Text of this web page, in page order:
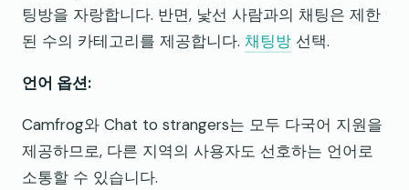
팅방을 자랑합니다. 반면, 낯선 사람과의 채팅은 제한
된 수의 카테고리를 제공합니다. 채팅방 선택.
언어 옵션:
Camfrog와 Chat to strangers는 모두 다국어 지원을
제공하므로, 다른 지역의 사용자도 선호하는 언어로
소통할 수 있습니다.